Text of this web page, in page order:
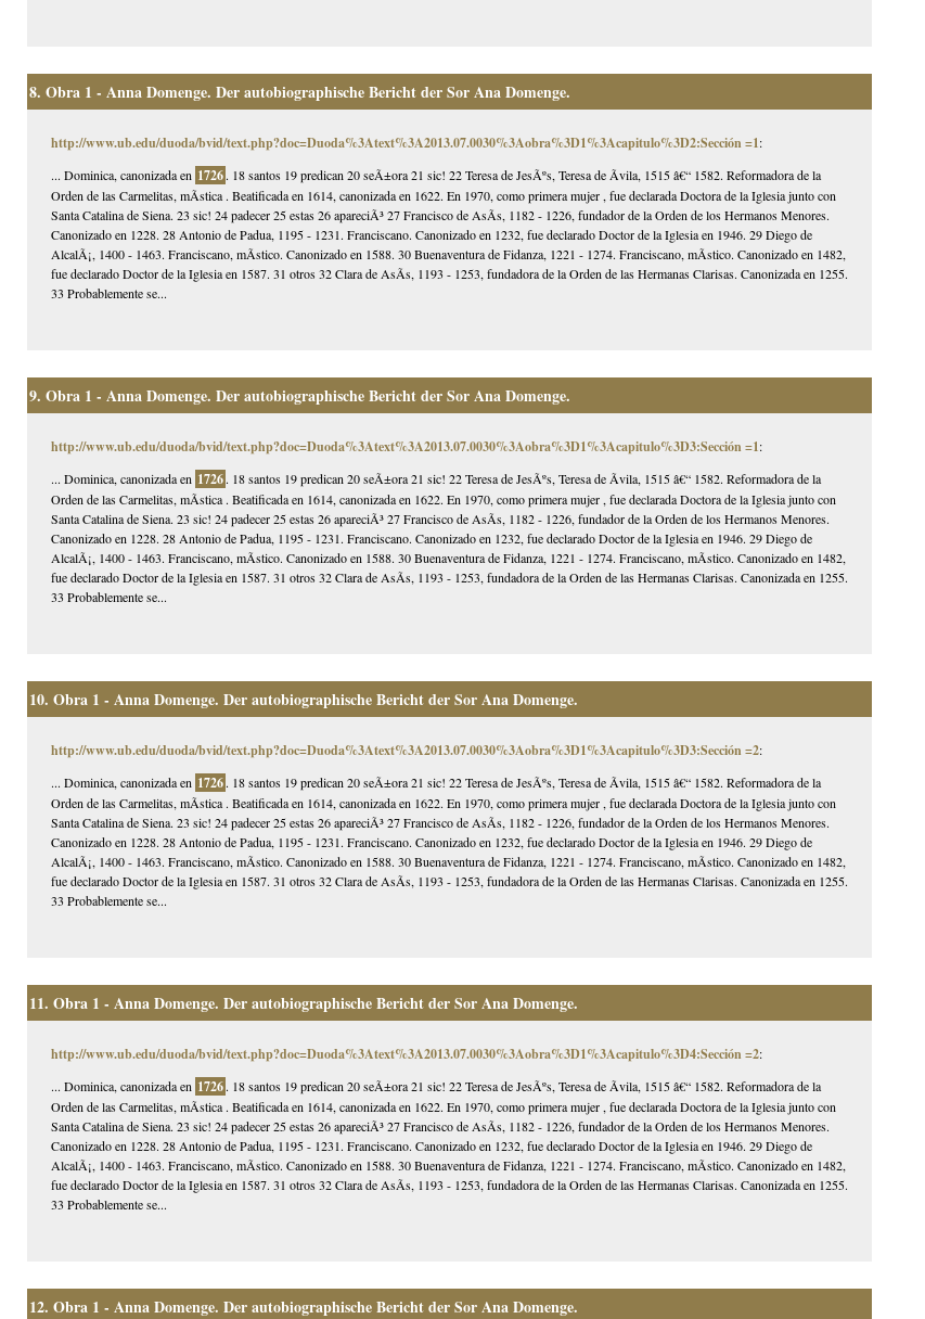
8. Obra 1 - Anna Domenge. Der autobiographische Bericht der Sor Ana Domenge.
http://www.ub.edu/duoda/bvid/text.php?doc=Duoda%3Atext%3A2013.07.0030%3Aobra%3D1%3Acapitulo%3D2:Sección =1:
... Dominica, canonizada en 1726. 18 santos 19 predican 20 seÃ±ora 21 sic! 22 Teresa de JesÃºs, Teresa de Ãvila, 1515 â€“ 1582. Reformadora de la
Orden de las Carmelitas, mÃ­stica . Beatificada en 1614, canonizada en 1622. En 1970, como primera mujer , fue declarada Doctora de la Iglesia junto con
Santa Catalina de Siena. 23 sic! 24 padecer 25 estas 26 apareciÃ³ 27 Francisco de AsÃ­s, 1182 - 1226, fundador de la Orden de los Hermanos Menores.
Canonizado en 1228. 28 Antonio de Padua, 1195 - 1231. Franciscano. Canonizado en 1232, fue declarado Doctor de la Iglesia en 1946. 29 Diego de
AlcalÃ¡, 1400 - 1463. Franciscano, mÃ­stico. Canonizado en 1588. 30 Buenaventura de Fidanza, 1221 - 1274. Franciscano, mÃ­stico. Canonizado en 1482,
fue declarado Doctor de la Iglesia en 1587. 31 otros 32 Clara de AsÃ­s, 1193 - 1253, fundadora de la Orden de las Hermanas Clarisas. Canonizada en 1255.
33 Probablemente se...
9. Obra 1 - Anna Domenge. Der autobiographische Bericht der Sor Ana Domenge.
http://www.ub.edu/duoda/bvid/text.php?doc=Duoda%3Atext%3A2013.07.0030%3Aobra%3D1%3Acapitulo%3D3:Sección =1:
... Dominica, canonizada en 1726. 18 santos 19 predican 20 seÃ±ora 21 sic! 22 Teresa de JesÃºs, Teresa de Ãvila, 1515 â€“ 1582. Reformadora de la
Orden de las Carmelitas, mÃ­stica . Beatificada en 1614, canonizada en 1622. En 1970, como primera mujer , fue declarada Doctora de la Iglesia junto con
Santa Catalina de Siena. 23 sic! 24 padecer 25 estas 26 apareciÃ³ 27 Francisco de AsÃ­s, 1182 - 1226, fundador de la Orden de los Hermanos Menores.
Canonizado en 1228. 28 Antonio de Padua, 1195 - 1231. Franciscano. Canonizado en 1232, fue declarado Doctor de la Iglesia en 1946. 29 Diego de
AlcalÃ¡, 1400 - 1463. Franciscano, mÃ­stico. Canonizado en 1588. 30 Buenaventura de Fidanza, 1221 - 1274. Franciscano, mÃ­stico. Canonizado en 1482,
fue declarado Doctor de la Iglesia en 1587. 31 otros 32 Clara de AsÃ­s, 1193 - 1253, fundadora de la Orden de las Hermanas Clarisas. Canonizada en 1255.
33 Probablemente se...
10. Obra 1 - Anna Domenge. Der autobiographische Bericht der Sor Ana Domenge.
http://www.ub.edu/duoda/bvid/text.php?doc=Duoda%3Atext%3A2013.07.0030%3Aobra%3D1%3Acapitulo%3D3:Sección =2:
... Dominica, canonizada en 1726. 18 santos 19 predican 20 seÃ±ora 21 sic! 22 Teresa de JesÃºs, Teresa de Ãvila, 1515 â€“ 1582. Reformadora de la
Orden de las Carmelitas, mÃ­stica . Beatificada en 1614, canonizada en 1622. En 1970, como primera mujer , fue declarada Doctora de la Iglesia junto con
Santa Catalina de Siena. 23 sic! 24 padecer 25 estas 26 apareciÃ³ 27 Francisco de AsÃ­s, 1182 - 1226, fundador de la Orden de los Hermanos Menores.
Canonizado en 1228. 28 Antonio de Padua, 1195 - 1231. Franciscano. Canonizado en 1232, fue declarado Doctor de la Iglesia en 1946. 29 Diego de
AlcalÃ¡, 1400 - 1463. Franciscano, mÃ­stico. Canonizado en 1588. 30 Buenaventura de Fidanza, 1221 - 1274. Franciscano, mÃ­stico. Canonizado en 1482,
fue declarado Doctor de la Iglesia en 1587. 31 otros 32 Clara de AsÃ­s, 1193 - 1253, fundadora de la Orden de las Hermanas Clarisas. Canonizada en 1255.
33 Probablemente se...
11. Obra 1 - Anna Domenge. Der autobiographische Bericht der Sor Ana Domenge.
http://www.ub.edu/duoda/bvid/text.php?doc=Duoda%3Atext%3A2013.07.0030%3Aobra%3D1%3Acapitulo%3D4:Sección =2:
... Dominica, canonizada en 1726. 18 santos 19 predican 20 seÃ±ora 21 sic! 22 Teresa de JesÃºs, Teresa de Ãvila, 1515 â€“ 1582. Reformadora de la
Orden de las Carmelitas, mÃ­stica . Beatificada en 1614, canonizada en 1622. En 1970, como primera mujer , fue declarada Doctora de la Iglesia junto con
Santa Catalina de Siena. 23 sic! 24 padecer 25 estas 26 apareciÃ³ 27 Francisco de AsÃ­s, 1182 - 1226, fundador de la Orden de los Hermanos Menores.
Canonizado en 1228. 28 Antonio de Padua, 1195 - 1231. Franciscano. Canonizado en 1232, fue declarado Doctor de la Iglesia en 1946. 29 Diego de
AlcalÃ¡, 1400 - 1463. Franciscano, mÃ­stico. Canonizado en 1588. 30 Buenaventura de Fidanza, 1221 - 1274. Franciscano, mÃ­stico. Canonizado en 1482,
fue declarado Doctor de la Iglesia en 1587. 31 otros 32 Clara de AsÃ­s, 1193 - 1253, fundadora de la Orden de las Hermanas Clarisas. Canonizada en 1255.
33 Probablemente se...
12. Obra 1 - Anna Domenge. Der autobiographische Bericht der Sor Ana Domenge.